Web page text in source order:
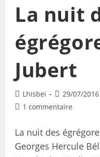
La nuit
Jubert
Lhisbei 29/07/2016
1 commentaire
La nuit des
Georges Hercule